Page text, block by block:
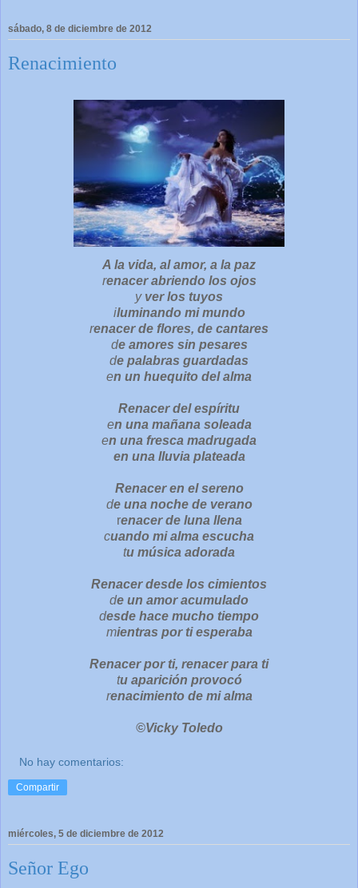
sábado, 8 de diciembre de 2012
Renacimiento
A la vida, al amor, a la paz
renacer abriendo los ojos
yver los tuyos
iluminando mi mundo
renacer de flores, de cantares
de amores sin pesares
de palabras guardadas
en un huequito del alma
Renacer del espíritu
en una mañana soleada
en una fresca madrugada
en una lluvia plateada
Renacer en el sereno
de una noche de verano
renacer de luna llena
cuando mi alma escucha
tu música adorada
Renacer desde los cimientos
de un amor acumulado
desde hace mucho tiempo
mientras por ti esperaba
Renacer por ti, renacer para ti
tu aparición provocó
renacimiento de mi alma
©Vicky Toledo
No hay comentarios:
Compartir
miércoles, 5 de diciembre de 2012
Señor Ego